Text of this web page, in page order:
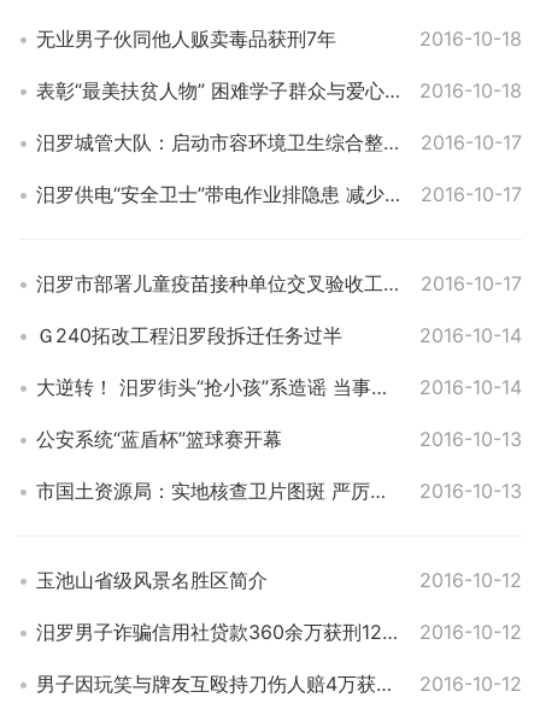
无业男子伙同他人贩卖毒品获刑7年 2016-10-18
表彰“最美扶贫人物” 困难学子群众与爱心人士结对认“亲” 2016-10-18
汨罗城管大队：启动市容环境卫生综合整治行动 2016-10-17
汨罗供电“安全卫士”带电作业排隐患 减少停电影响 2016-10-17
汨罗市部署儿童疫苗接种单位交叉验收工作 2016-10-17
Ｇ240拓改工程汨罗段拆迁任务过半 2016-10-14
大逆转！ 汨罗街头“抢小孩”系造谣 当事人已被拘留 2016-10-14
公安系统“蓝盾杯”篮球赛开幕 2016-10-13
市国土资源局：实地核查卫片图斑 严厉查处违法用地 2016-10-13
玉池山省级风景名胜区简介 2016-10-12
汨罗男子诈骗信用社贷款360余万获刑12年 2016-10-12
男子因玩笑与牌友互殴持刀伤人赔4万获刑半年 2016-10-12